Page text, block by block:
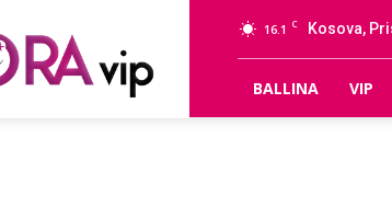
16.1 C Kosova,
BALLINA VIP